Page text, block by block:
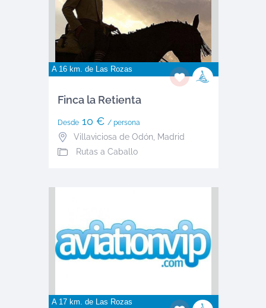
A 16 km. de Las Rozas
Finca la Retienta
Desde10 € / persona
Villaviciosa de Odón Madrid
Rutas a Caballo
A 17 km. de Las Rozas